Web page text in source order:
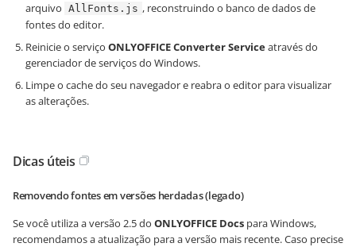
arquivo AllFonts.js , reconstruindo o banco de dados de
fontes do editor.
Reinicie o serviço ONLYOFFICE Converter Serviceatravés do
gerenciador de serviços do Windows.
Limpe o cache do seu navegador e reabra o editor para visualizar
as alterações.
Dicas úteis
Removendo fontes em versões herdadas (legado)
Se você utiliza a versão 2.5 do ONLYOFFICE Docs para Windows,
recomendamos a atualização para a versão mais recente. Caso precise